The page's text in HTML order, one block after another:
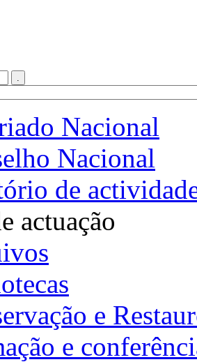
Nacional
Nacional
de
actuação
e
e